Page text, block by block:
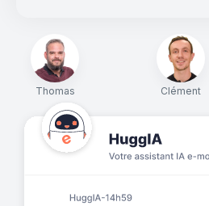
Thomas Clément